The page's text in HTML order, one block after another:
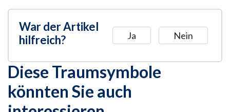
War der Artikel
hilfreich?
Ja Nein
Diese Traumsymbole
könnten Sie auch